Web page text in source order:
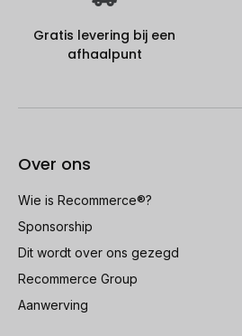
Gratis levering bij een
afhaalpunt
Over ons
Wie is Recommerce®?
Sponsorship
Dit wordt over ons gezegd
Recommerce Group
Aanwerving